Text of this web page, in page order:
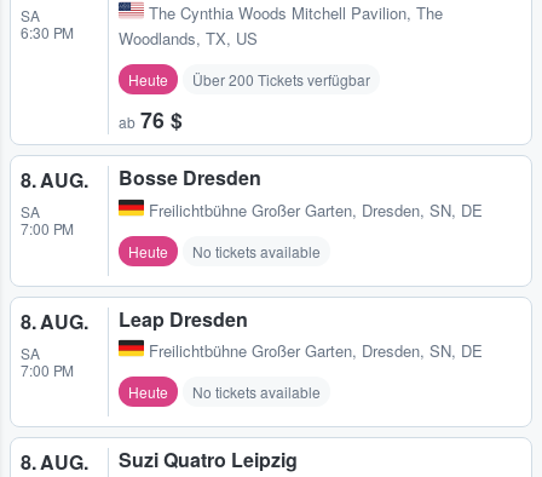
SA
6:30 PM
The Cynthia Woods Mitchell Pavilion, The
Woodlands, TX, US
Heute Über 200 Tickets verfügbar
ab 76 $
8. AUG.
SA
7:00 PM
Bosse Dresden
Freilichtbühne Großer Garten, Dresden, SN, DE
Heute No tickets available
8. AUG.
SA
7:00 PM
Leap Dresden
Freilichtbühne Großer Garten, Dresden, SN, DE
Heute No tickets available
8. AUG. Suzi Quatro Leipzig